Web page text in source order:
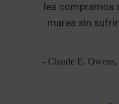
les compramos
marea sin
- Claude E.